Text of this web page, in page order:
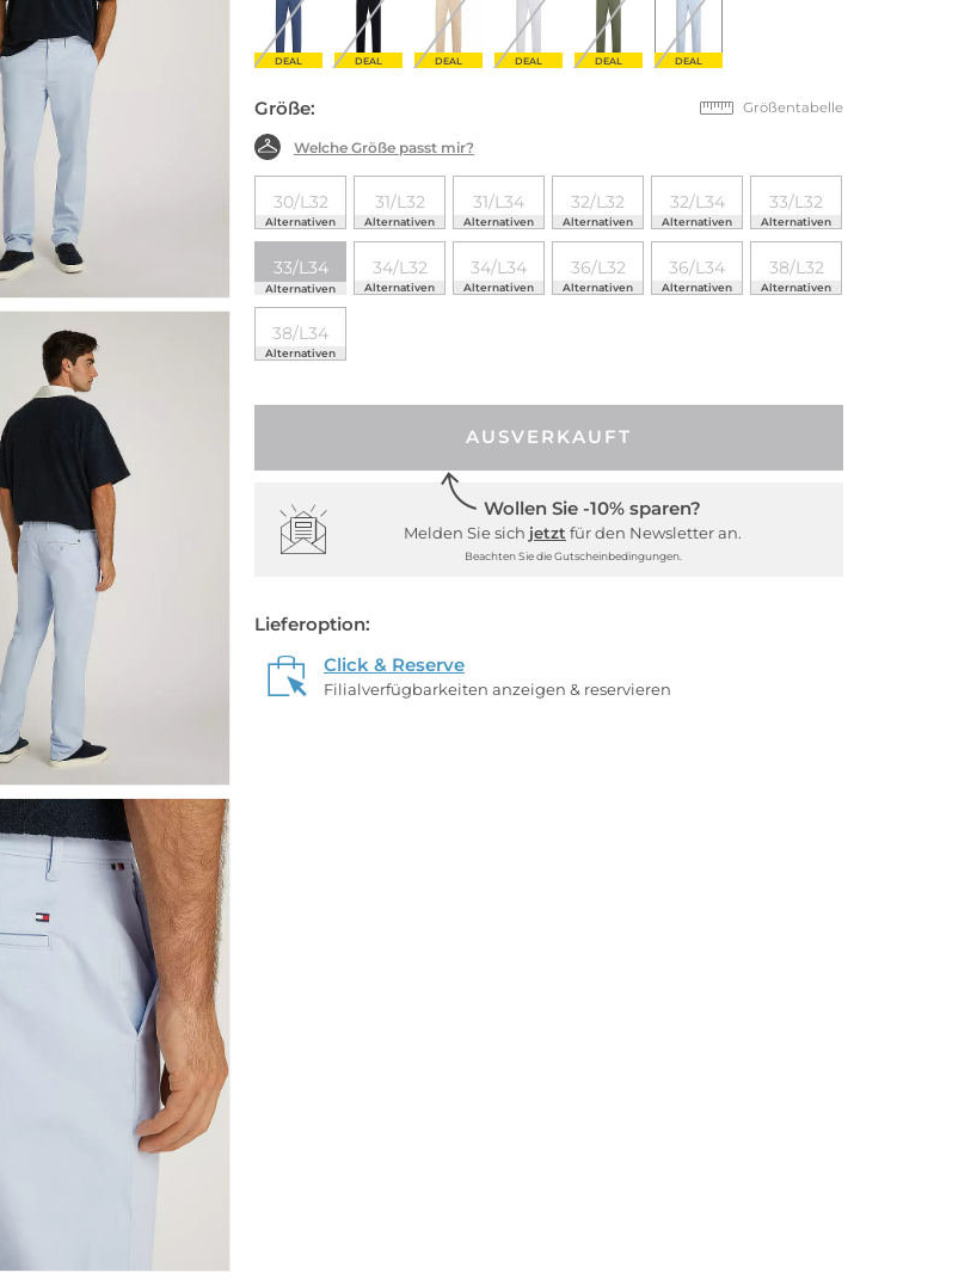
DEAL DEAL DEAL DEAL DEAL DEAL
Größe: Größentabelle
Welche Größe passt mir?
30/L32
Alternativen
31/L32
Alternativen
31/L34
Alternativen
32/L32
Alternativen
32/L34
Alternativen
33/L32
Alternativen
33/L34
Alternativen
34/L32
Alternativen
34/L34
Alternativen
36/L32
Alternativen
36/L34
Alternativen
38/L32
Alternativen
38/L34
Alternativen
AUSVERKAUFT
Wollen Sie -10% sparen?
Melden Sie sich jetzt für den Newsletter an.
Beachten Sie die Gutscheinbedingungen.
Lieferoption:
Click & Reserve
Filialverfügbarkeiten anzeigen & reservieren